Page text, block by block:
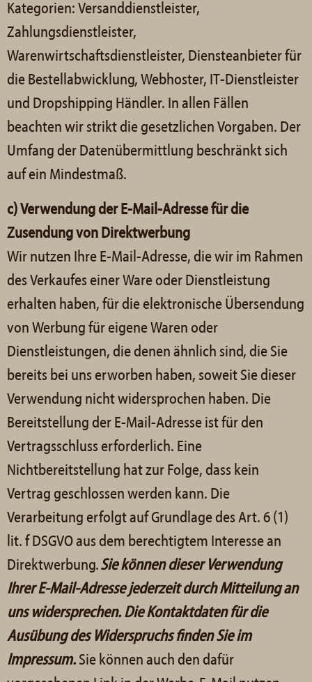
Kategorien: Versanddienstleister,
Zahlungsdienstleister,
Warenwirtschaftsdienstleister, Diensteanbieter für
die Bestellabwicklung, Webhoster, IT-Dienstleister
und Dropshipping Händler. In allen Fällen
beachten wir strikt die gesetzlichen Vorgaben. Der
Umfang der Datenübermittlung beschränkt sich
auf ein Mindestmaß.
c) Verwendung der E-Mail-Adresse für die
Zusendung von Direktwerbung
Wir nutzen Ihre E-Mail-Adresse, die wir im Rahmen
des Verkaufes einer Ware oder Dienstleistung
erhalten haben, für die elektronische Übersendung
von Werbung für eigene Waren oder
Dienstleistungen, die denen ähnlich sind, die Sie
bereits bei uns erworben haben, soweit Sie dieser
Verwendung nicht widersprochen haben. Die
Bereitstellung der E-Mail-Adresse ist für den
Vertragsschluss erforderlich. Eine
Nichtbereitstellung hat zur Folge, dass kein
Vertrag geschlossen werden kann. Die
Verarbeitung erfolgt auf Grundlage des Art. 6 (1)
lit. f DSGVO aus dem berechtigtem Interesse an
Direktwerbung.Sie können dieser Verwendung
Ihrer E-Mail-Adresse jederzeit durch Mitteilung an
uns widersprechen. Die Kontaktdaten für die
Ausübung des Widerspruchs finden Sie im
Impressum. Sie können auch den dafür